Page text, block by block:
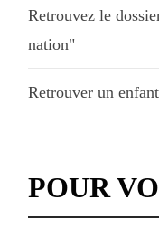
Retrouvez le
nation"
Retrouver un
POUR